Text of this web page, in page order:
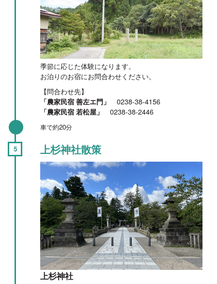
季節に応じた体験になります。
お泊りのお宿にお問合わせください。
【問合わせ先】
「農家民宿 善左エ門」
0238-38-4156
「農家民宿 若松屋」
0238-38-2446
車で約20分
上杉神社散策
上杉神社